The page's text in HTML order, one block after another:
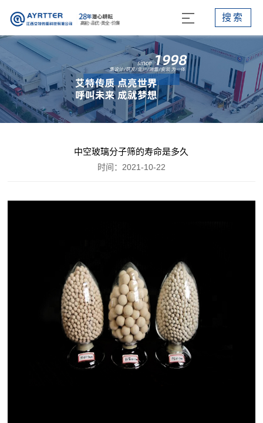
搜索
中空玻璃分子筛的寿命是多久
时间：2021-10-22